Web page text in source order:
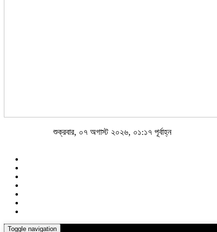
শুক্রবার, ০৭ অগাস্ট ২০২৬, ০১:১৭ পূর্বাহ্ন
Toggle navigation